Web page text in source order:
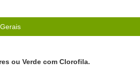
ou Verde com Clorofila.